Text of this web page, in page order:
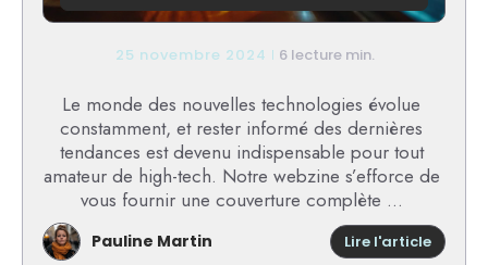
25 novembre 2024 6 lecture min.
Le monde des nouvelles technologies évolue
constamment, et rester informé des dernières
tendances est devenu indispensable pour tout
amateur de high-tech. Notre webzine s’efforce de
vous fournir une couverture complète ...
Pauline Martin Lire l'article: